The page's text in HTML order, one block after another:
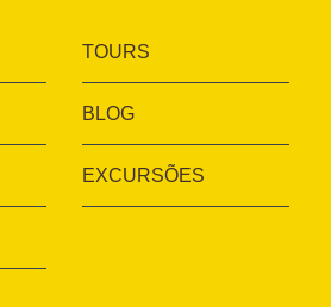
TOURS
BLOG
EXCURSÕES